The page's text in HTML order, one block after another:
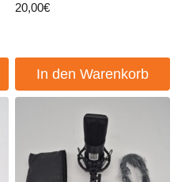
20,00€
In den Warenkorb